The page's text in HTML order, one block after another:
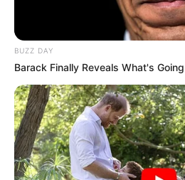
Elo7
BUZZ DAY
Barack Finally Reveals What's